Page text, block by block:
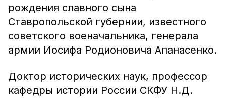
рождения славного сына
Ставропольской губернии, известного
советского военачальника, генерала
армии Иосифа Родионовича Апанасенко.
Доктор исторических наук, профессор
кафедры истории России СКФУ Н.Д.